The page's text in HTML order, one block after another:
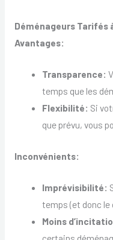
Déménageurs Tarifés
Avantages:
Transparence:
temps que les
Flexibilité: Si
que prévu, vous
Inconvénients:
Imprévisibilité:
temps (et donc
Moins